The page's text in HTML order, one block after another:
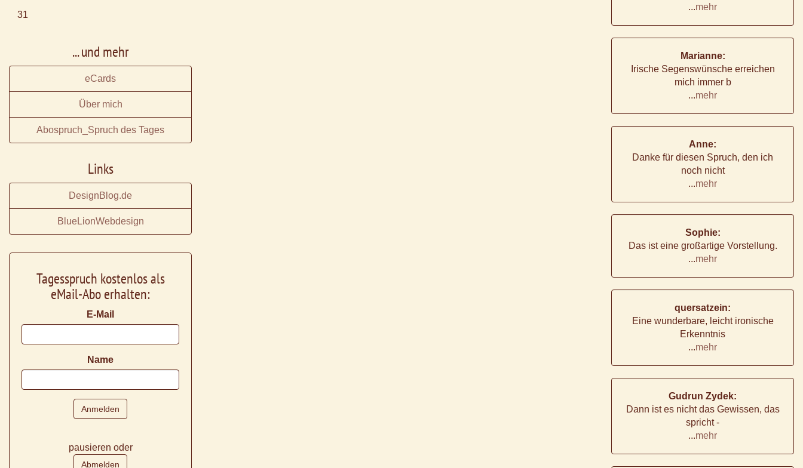
31
... und mehr
eCards
Über mich
Abospruch_Spruch des Tages
Links
DesignBlog.de
BlueLionWebdesign
Tagesspruch kostenlos als
eMail-Abo erhalten:
E-Mail
Name
pausieren oder
...mehr
Marianne:
Irische Segenswünsche erreichen
mich immer b
...mehr
Anne:
Danke für diesen Spruch, den ich
noch nicht
...mehr
Sophie:
Das ist eine großartige Vorstellung.
...mehr
quersatzein:
Eine wunderbare, leicht ironische
Erkenntnis
...mehr
Gudrun Zydek:
Dann ist es nicht das Gewissen, das
spricht -
...mehr